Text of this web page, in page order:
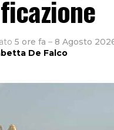
5 ore fa – 8 Agosto
De Falco